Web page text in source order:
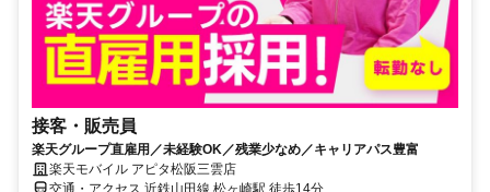
接客・販売員
楽天グループ直雇用／未経験OK／残業少なめ／キャリアパス豊富
楽天モバイル アピタ松阪三雲店
交通・アクセス 近鉄山田線 松ヶ崎駅 徒歩14分